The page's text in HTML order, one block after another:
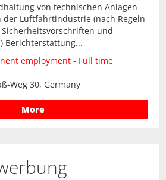
von technischen Anlagen
der Luftfahrtindustrie (nach Regeln
Sicherheitsvorschriften und
Berichterstattung...
employment - Full time
Weg 30, Germany
More